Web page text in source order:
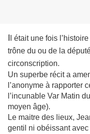
I l était une fois
trône du ou de la
circonscription.
Un superbe récit a
l’anonyme à rapporter
l’incunable Var Matin
moyen âge).
Le maitre des lieux,
gentil ni obéissant